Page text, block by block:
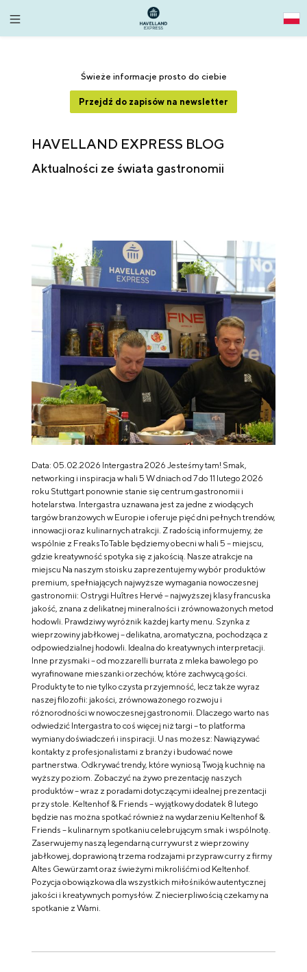
HAVELLAND EXPRESS BLOG
Aktualności ze świata gastronomii
Świeże informacje prosto do ciebie
Przejdź do zapisów na newsletter
Data: 05.02.2026 Intergastra 2026 Jesteśmy tam! Smak,
networking i inspiracja w hali 5 W dniach od 7 do 11 lutego 2026
roku Stuttgart ponownie stanie się centrum gastronomii i
hotelarstwa. Intergastra uznawana jest za jedne z wiodących
targów branżowych w Europie i oferuje pięć dni pełnych trendów,
innowacji oraz kulinarnych atrakcji. Z radością informujemy, że
wspólnie z FreaksToTable będziemy obecni w hali 5 – miejscu,
gdzie kreatywność spotyka się z jakością. Nasze atrakcje na
miejscu Na naszym stoisku zaprezentujemy wybór produktów
premium, spełniających najwyższe wymagania nowoczesnej
gastronomii: Ostrygi Huîtres Hervé – najwyższej klasy francuska
jakość, znana z delikatnej mineralności i zrównoważonych metod
hodowli. Prawdziwy wyróżnik każdej karty menu. Szynka z
wieprzowiny jabłkowej – delikatna, aromatyczna, pochodząca z
odpowiedzialnej hodowli. Idealna do kreatywnych interpretacji.
Inne przysmaki – od mozzarelli burrata z mleka bawolego po
wyrafinowane mieszanki orzechów, które zachwycą gości.
Produkty te to nie tylko czysta przyjemność, lecz także wyraz
naszej filozofii: jakości, zrównoważonego rozwoju i
różnorodności w nowoczesnej gastronomii. Dlaczego warto nas
odwiedzić Intergastra to coś więcej niż targi – to platforma
wymiany doświadczeń i inspiracji. U nas możesz: Nawiązywać
kontakty z profesjonalistami z branży i budować nowe
partnerstwa. Odkrywać trendy, które wyniosą Twoją kuchnię na
wyższy poziom. Zobaczyć na żywo prezentację naszych
produktów – wraz z poradami dotyczącymi idealnej prezentacji
przy stole. Keltenhof & Friends – wyjątkowy dodatek 8 lutego
będzie nas można spotkać również na wydarzeniu Keltenhof &
Friends – kulinarnym spotkaniu celebrującym smak i wspólnotę.
Zaserwujemy naszą legendarną currywurst z wieprzowiny
jabłkowej, doprawioną trzema rodzajami przypraw curry z firmy
Altes Gewürzamt oraz świeżymi mikroliśćmi od Keltenhof.
Pozycja obowiązkowa dla wszystkich miłośników autentycznej
jakości i kreatywnych pomysłów. Z niecierpliwością czekamy na
spotkanie z Wami.